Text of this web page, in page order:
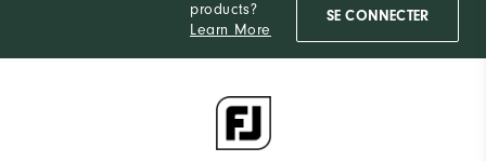
products?
Learn More
SE CONNECTER